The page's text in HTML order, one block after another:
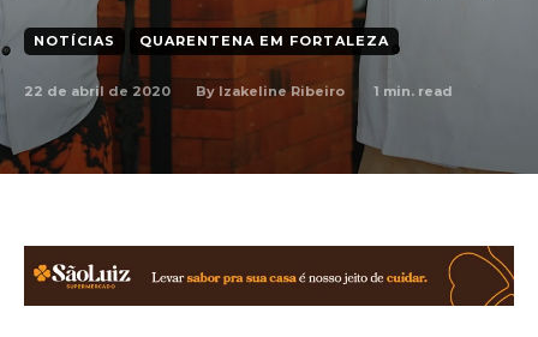
NOTÍCIAS QUARENTENA EM FORTALEZA
22 de abril de 2020 By Izakeline Ribeiro 1 min. read